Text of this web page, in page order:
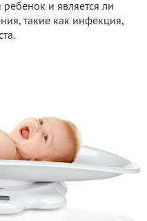
ребенок и является ли
такие как инфекция,